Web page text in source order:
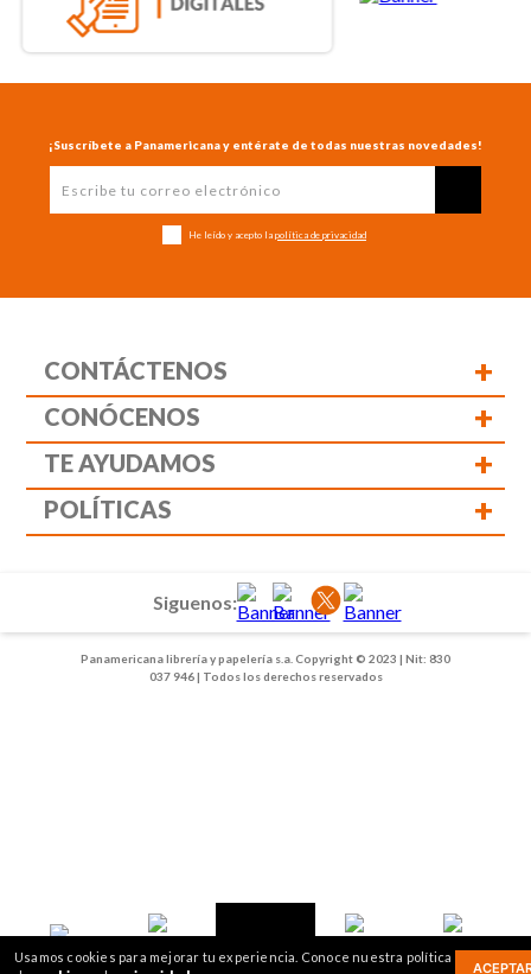
Usamos cookies para mejorar tu experiencia. Conoce nuestra política
Inicio
¡Suscríbete a Panamericana y entérate de todas nuestras novedades!
He leído y acepto la política de privacidad
CONTÁCTENOS +
CONÓCENOS +
TE AYUDAMOS +
POLÍTICAS +
Panamericana librería y papelería s.a. Copyright © 2023 | Nit: 830
037 946 | Todos los derechos reservados
Siguenos:
3